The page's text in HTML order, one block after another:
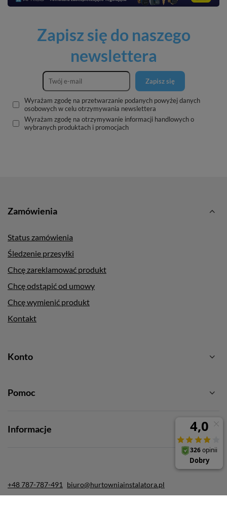
Zapisz się do naszego
newslettera
Zapisz się
Wyrażam zgodę na przetwarzanie podanych powyżej danych
osobowych w celu otrzymywania newslettera
Wyrażam zgodę na otrzymywanie informacji handlowych o
wybranych produktach i promocjach
Zamówienia
Status zamówienia
Śledzenie przesyłki
Chcę zareklamować produkt
Chcę odstąpić od umowy
Chcę wymienić produkt
Kontakt
Konto
Pomoc
Informacje
+48 787-787-491 biuro@hurtowniainstalatora.pl
Hurtownia Instalatora,ul. Obrońców Modlina 5,30-733